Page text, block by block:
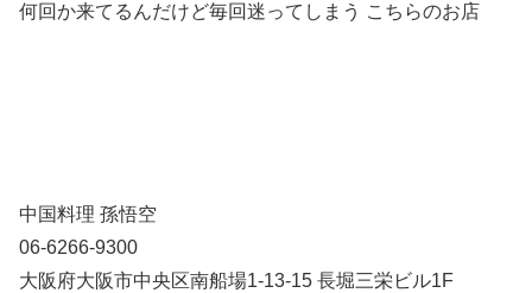
何回か来てるんだけど毎回迷ってしまう こちらのお店
中国料理 孫悟空
06-6266-9300
大阪府大阪市中央区南船場1-13-15 長堀三栄ビル1F